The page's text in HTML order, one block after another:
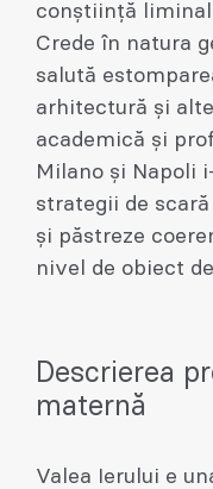
conștiință
Crede în natura
salută
arhitectură și
academică și
Milano și Napoli
strategii de
și păstreze
nivel de obiect
Descrierea
maternă
Valea Ierului e